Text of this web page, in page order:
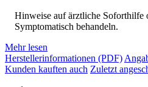
Hinweise auf ärztliche Soforthilfe
Symptomatisch behandeln.
Mehr lesen
Herstellerinformationen (PDF)
Kunden kauften auch Zuletzt